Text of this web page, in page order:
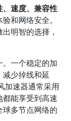
速度、兼容性
和网络安全。
明智的选择，
一个稳定的加
少掉线和延
加速器通常采用
能享受到高速
多节点网络的